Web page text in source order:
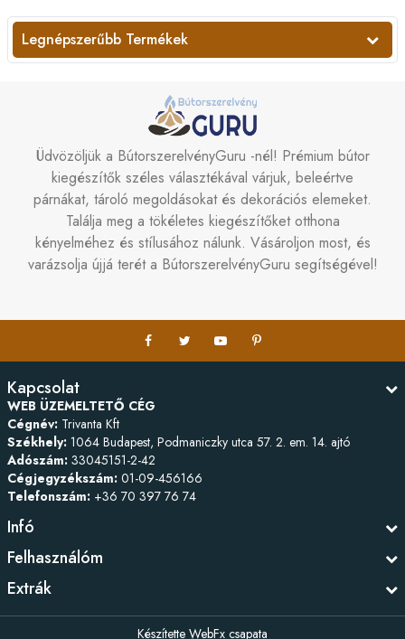
Legnépszerűbb Termékek
Üdvözöljük a BútorszerelvényGuru -nél! Prémium bútor
kiegészítők széles választékával várjuk, beleértve
párnákat, tároló megoldásokat és dekorációs elemeket.
Találja meg a tökéletes kiegészítőket otthona
kényelméhez és stílusához nálunk. Vásároljon most, és
varázsolja újjá terét a BútorszerelvényGuru segítségével!
Kapcsolat
WEB ÜZEMELTETŐ CÉG
Cégnév: Trivanta Kft
Székhely: 1064 Budapest, Podmaniczky utca 57. 2. em. 14. ajtó
Adószám: 33045151-2-42
Cégjegyzékszám: 01-09-456166
Telefonszám: +36 70 397 76 74
Infó
Felhasználóm
Extrák
Készítette WebFx csapata